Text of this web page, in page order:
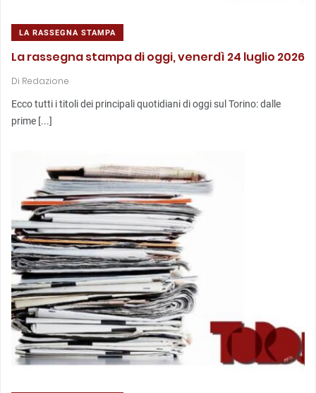
LA RASSEGNA STAMPA
La rassegna stampa di oggi, venerdì 24 luglio 2026
Di Redazione
Ecco tutti i titoli dei principali quotidiani di oggi sul Torino: dalle
prime [...]